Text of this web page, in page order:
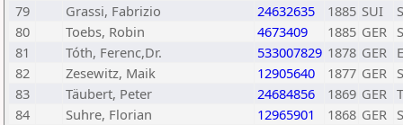
79
Grassi, Fabrizio 24632635 1885 SUI
80
Toebs, Robin 4673409 1885 GER
81
Tóth, Ferenc,Dr. 533007829 1878 GER
82
Zesewitz, Maik 12905640 1877 GER
83
Täubert, Peter 24684856 1869 GER
84
Suhre, Florian 12965901 1868 GER